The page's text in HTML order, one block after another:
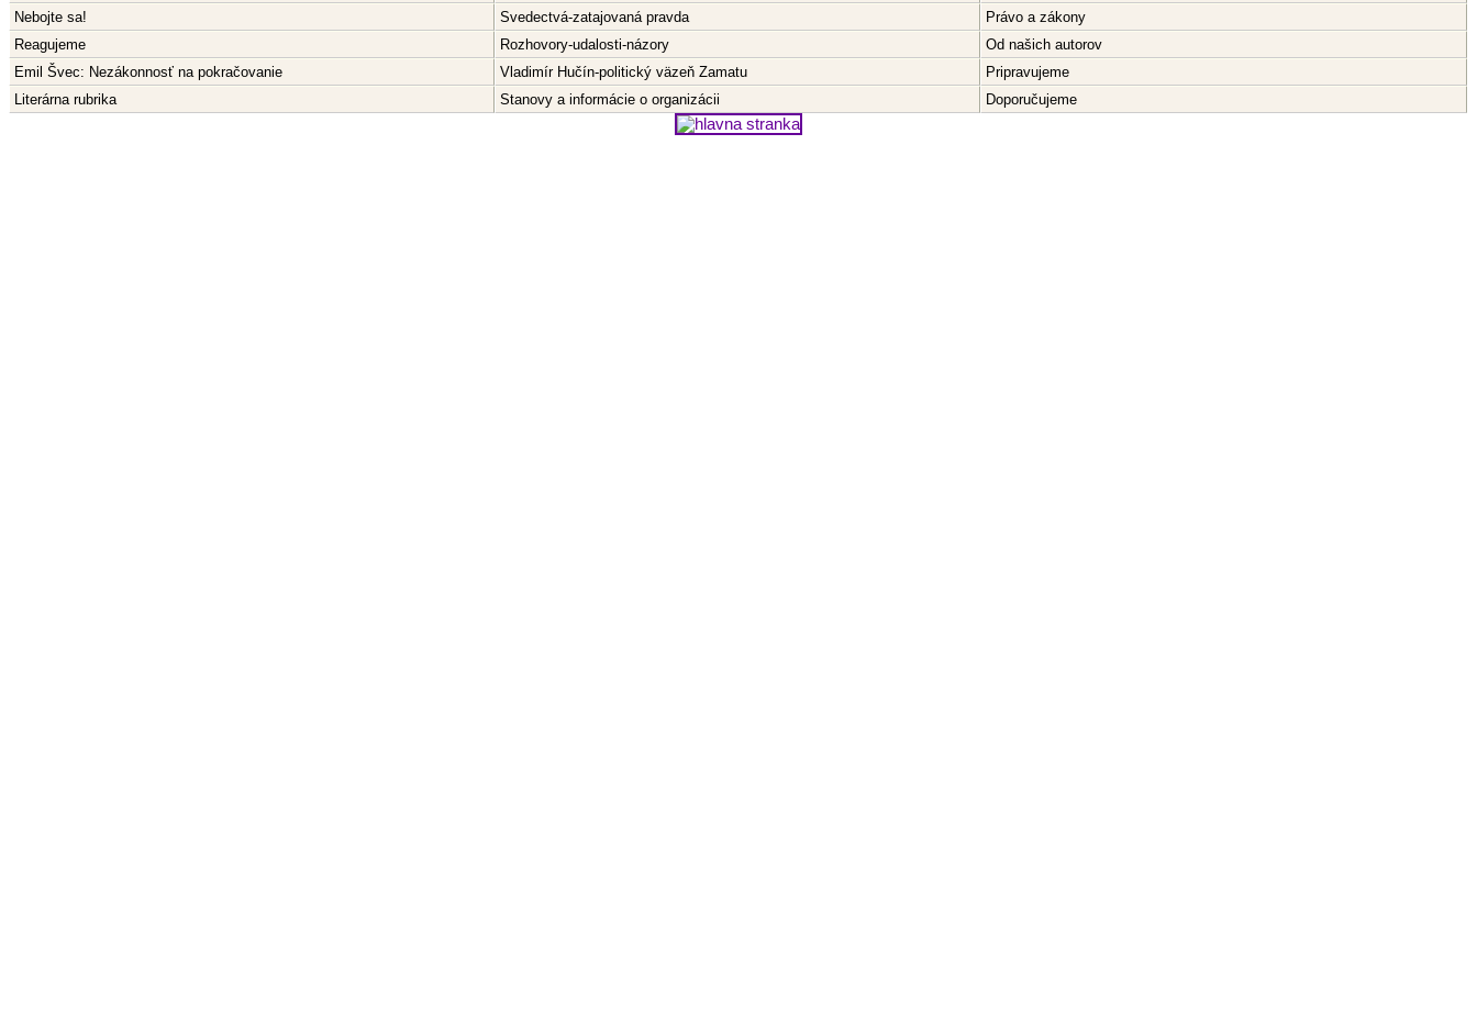
Nebojte sa!
Svedectvá-zatajovaná pravda
Právo a zákony
Reagujeme
Rozhovory-udalosti-názory
Od našich autorov
Emil Švec: Nezákonnosť na pokračovanie
Vladimír Hučín-politický väzeň Zamatu
Pripravujeme
Literárna rubrika
Stanovy a informácie o organizácii Doporučujeme